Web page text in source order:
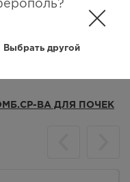
Выбрать другой
ВА ДЛЯ ПОЧЕК